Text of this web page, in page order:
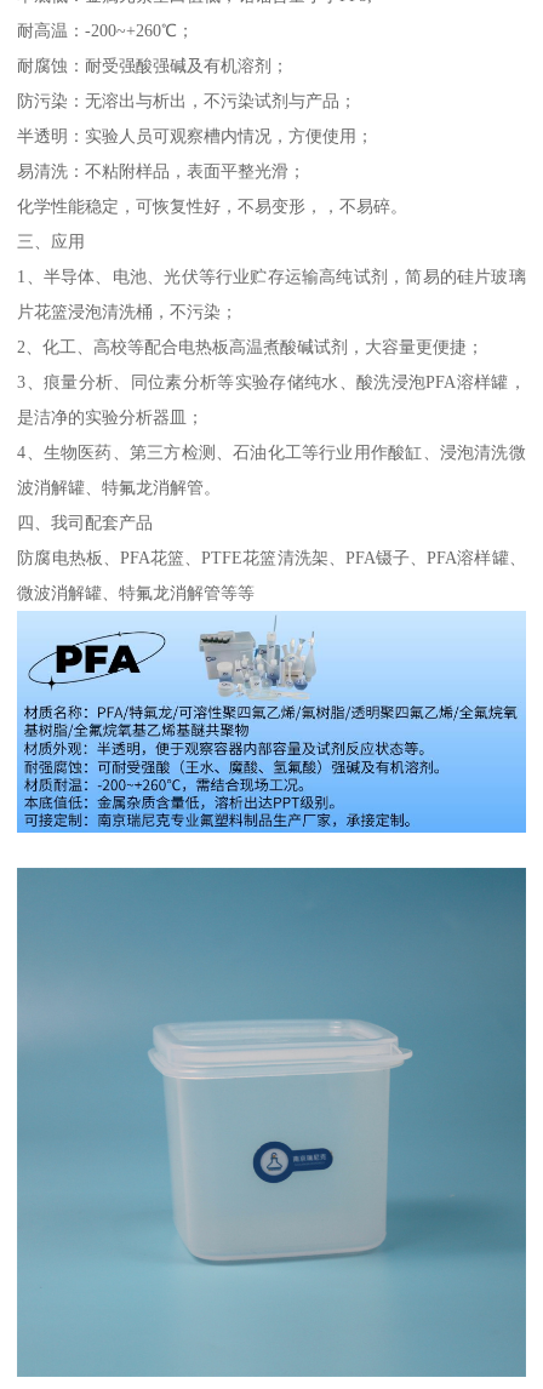
耐高温：-200~+260℃；
耐腐蚀：耐受强酸强碱及有机溶剂；
防污染：无溶出与析出，不污染试剂与产品；
半透明：实验人员可观察槽内情况，方便使用；
易清洗：不粘附样品，表面平整光滑；
化学性能稳定，可恢复性好，不易变形，，不易碎。
三、应用
1、半导体、电池、光伏等行业贮存运输高纯试剂，简易的硅片玻璃
片花篮浸泡清洗桶，不污染；
2、化工、高校等配合电热板高温煮酸碱试剂，大容量更便捷；
3、痕量分析、同位素分析等实验存储纯水、酸洗浸泡PFA溶样罐，
是洁净的实验分析器皿；
4、生物医药、第三方检测、石油化工等行业用作酸缸、浸泡清洗微
波消解罐、特氟龙消解管。
四、我司配套产品
防腐电热板、PFA花篮、PTFE花篮清洗架、PFA镊子、PFA溶样罐、
微波消解罐、特氟龙消解管等等